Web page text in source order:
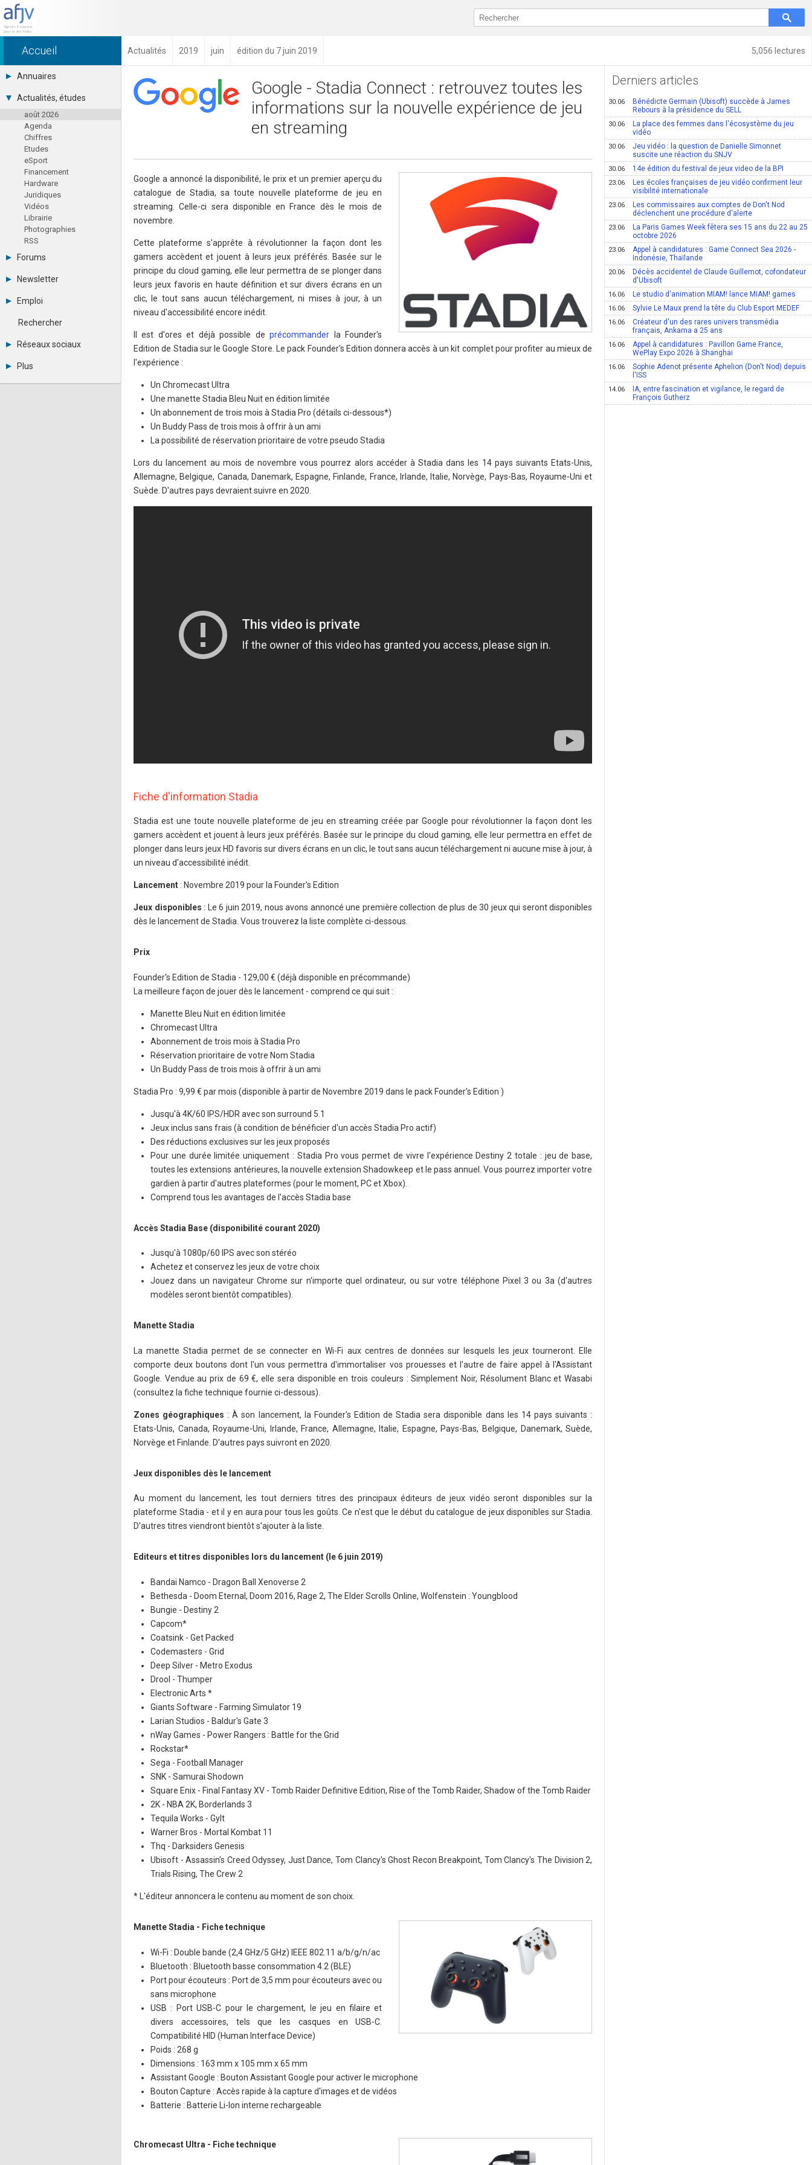
5,056 lectures
Accueil Actualités 2019 juin édition du 7 juin 2019
Annuaires
Toutes les sociétés (691)
Studios (418)
Editeurs (49)
Distributeurs (16)
Hard. / Accessoires (10)
Middlewares (15)
Prestataires (99)
Assoc. / Syndicats (21)
Formations / Ecoles (46)
Presse spécialisée (17)
Actualités, études
août 2026
Agenda
Chiffres
Etudes
eSport
Financement
Hardware
Juridiques
Vidéos
Librairie
Photographies
RSS
Forums
Tous les forums
Se connecter
Messages privés
Contacter un modérateur
Newsletter
Archives
Abonnement
Emploi
Consulter les annonces
Observatoire de l'emploi
Rechercher
Réseaux sociaux
LinkedIn
Plus
Annonceurs
Google - Stadia Connect : retrouvez toutes les
informations sur la nouvelle expérience de jeu
en streaming
Google a annoncé la disponibilité, le prix et un premier aperçu du
catalogue de Stadia, sa toute nouvelle plateforme de jeu en
streaming. Celle-ci sera disponible en France dès le mois de
novembre.
Cette plateforme s'apprête à révolutionner la façon dont les
gamers accèdent et jouent à leurs jeux préférés. Basée sur le
principe du cloud gaming, elle leur permettra de se plonger dans
leurs jeux favoris en haute définition et sur divers écrans en un
clic, le tout sans aucun téléchargement, ni mises à jour, à un
niveau d'accessibilité encore inédit.
Il est d'ores et déjà possible deprécommander la Founder's
Edition de Stadia sur le Google Store. Le pack Founder's Edition donnera accès à un kit complet pour profiter au mieux de
l'expérience :
Un Chromecast Ultra
Une manette Stadia Bleu Nuit en édition limitée
Un abonnement de trois mois à Stadia Pro (détails ci-dessous*)
Un Buddy Pass de trois mois à offrir à un ami
La possibilité de réservation prioritaire de votre pseudo Stadia
Lors du lancement au mois de novembre vous pourrez alors accéder à Stadia dans les 14 pays suivants Etats-Unis,
Allemagne, Belgique, Canada, Danemark, Espagne, Finlande, France, Irlande, Italie, Norvège, Pays-Bas, Royaume-Uni et
Suède. D'autres pays devraient suivre en 2020.
Fiche d'information Stadia
Stadia est une toute nouvelle plateforme de jeu en streaming créée par Google pour révolutionner la façon dont les
gamers accèdent et jouent à leurs jeux préférés. Basée sur le principe du cloud gaming, elle leur permettra en effet de
plonger dans leurs jeux HD favoris sur divers écrans en un clic, le tout sans aucun téléchargement ni aucune mise à jour, à
un niveau d'accessibilité inédit.
Lancement : Novembre 2019 pour la Founder's Edition
Jeux disponibles : Le 6 juin 2019, nous avons annoncé une première collection de plus de 30 jeux qui seront disponibles
dès le lancement de Stadia. Vous trouverez la liste complète ci-dessous.
Prix
Founder's Edition de Stadia - 129,00 € (déjà disponible en précommande)
La meilleure façon de jouer dès le lancement - comprend ce qui suit :
Manette Bleu Nuit en édition limitée
Chromecast Ultra
Abonnement de trois mois à Stadia Pro
Réservation prioritaire de votre Nom Stadia
Un Buddy Pass de trois mois à offrir à un ami
Stadia Pro : 9,99 € par mois (disponible à partir de Novembre 2019 dans le pack Founder's Edition )
Jusqu'à 4K/60 IPS/HDR avec son surround 5.1
Jeux inclus sans frais (à condition de bénéficier d'un accès Stadia Pro actif)
Des réductions exclusives sur les jeux proposés
Pour une durée limitée uniquement : Stadia Pro vous permet de vivre l'expérience Destiny 2 totale : jeu de base,
toutes les extensions antérieures, la nouvelle extension Shadowkeep et le pass annuel. Vous pourrez importer votre
gardien à partir d'autres plateformes (pour le moment, PC et Xbox).
Comprend tous les avantages de l'accès Stadia base
Accès Stadia Base (disponibilité courant 2020)
Jusqu'à 1080p/60 IPS avec son stéréo
Achetez et conservez les jeux de votre choix
Jouez dans un navigateur Chrome sur n'importe quel ordinateur, ou sur votre téléphone Pixel 3 ou 3a (d'autres
modèles seront bientôt compatibles).
Manette Stadia
La manette Stadia permet de se connecter en Wi-Fi aux centres de données sur lesquels les jeux tourneront. Elle
comporte deux boutons dont l'un vous permettra d'immortaliser vos prouesses et l'autre de faire appel à l'Assistant
Google. Vendue au prix de 69 €, elle sera disponible en trois couleurs : Simplement Noir, Résolument Blanc et Wasabi
(consultez la fiche technique fournie ci-dessous).
Zones géographiques : À son lancement, la Founder's Edition de Stadia sera disponible dans les 14 pays suivants :
Etats-Unis, Canada, Royaume-Uni, Irlande, France, Allemagne, Italie, Espagne, Pays-Bas, Belgique, Danemark, Suède,
Norvège et Finlande. D'autres pays suivront en 2020.
Jeux disponibles dès le lancement
Au moment du lancement, les tout derniers titres des principaux éditeurs de jeux vidéo seront disponibles sur la
plateforme Stadia - et il y en aura pour tous les goûts. Ce n'est que le début du catalogue de jeux disponibles sur Stadia.
D'autres titres viendront bientôt s'ajouter à la liste.
Editeurs et titres disponibles lors du lancement (le 6 juin 2019)
Bandai Namco - Dragon Ball Xenoverse 2
Bethesda - Doom Eternal, Doom 2016, Rage 2, The Elder Scrolls Online, Wolfenstein : Youngblood
Bungie - Destiny 2
Capcom*
Coatsink - Get Packed
Codemasters - Grid
Deep Silver - Metro Exodus
Drool - Thumper
Electronic Arts *
Giants Software - Farming Simulator 19
Larian Studios - Baldur's Gate 3
nWay Games - Power Rangers : Battle for the Grid
Rockstar*
Sega - Football Manager
SNK - Samurai Shodown
Square Enix - Final Fantasy XV - Tomb Raider Definitive Edition, Rise of the Tomb Raider, Shadow of the Tomb Raider
2K - NBA 2K, Borderlands 3
Tequila Works - Gylt
Warner Bros - Mortal Kombat 11
Thq - Darksiders Genesis
Ubisoft - Assassin's Creed Odyssey, Just Dance, Tom Clancy's Ghost Recon Breakpoint, Tom Clancy's The Division 2,
Trials Rising, The Crew 2
* L'éditeur annoncera le contenu au moment de son choix.
Manette Stadia - Fiche technique
Wi-Fi : Double bande (2,4 GHz/5 GHz) IEEE 802.11 a/b/g/n/ac
Bluetooth : Bluetooth basse consommation 4.2 (BLE)
Port pour écouteurs : Port de 3,5 mm pour écouteurs avec ou
sans microphone
USB : Port USB-C pour le chargement, le jeu en filaire et
divers accessoires, tels que les casques en USB-C.
Compatibilité HID (Human Interface Device)
Poids : 268 g
Dimensions : 163 mm x 105 mm x 65 mm
Assistant Google : Bouton Assistant Google pour activer le microphone
Bouton Capture : Accès rapide à la capture d'images et de vidéos
Batterie : Batterie Li-Ion interne rechargeable
Chromecast Ultra - Fiche technique
Derniers articles
30.06
Bénédicte Germain (Ubisoft) succède à James
Rebours à la présidence du SELL
30.06
La place des femmes dans l'écosystème du jeu
vidéo
30.06
Jeu vidéo : la question de Danielle Simonnet
suscite une réaction du SNJV
30.06 14e édition du festival de jeux video de la BPI
23.06
Les écoles françaises de jeu vidéo confirment leur
visibilité internationale
23.06
Les commissaires aux comptes de Don't Nod
déclenchent une procédure d'alerte
23.06
La Paris Games Week fêtera ses 15 ans du 22 au 25
octobre 2026
23.06
Appel à candidatures : Game Connect Sea 2026 -
Indonésie, Thaïlande
20.06
Décès accidentel de Claude Guillemot, cofondateur
d'Ubisoft
16.06 Le studio d'animation MIAM! lance MIAM! games
16.06 Sylvie Le Maux prend la tête du Club Esport MEDEF
16.06
Créateur d'un des rares univers transmédia
français, Ankama a 25 ans
16.06
Appel à candidatures : Pavillon Game France,
WePlay Expo 2026 à Shanghai
16.06
Sophie Adenot présente Aphelion (Don't Nod) depuis
l'ISS
14.06
IA, entre fascination et vigilance, le regard de
François Gutherz